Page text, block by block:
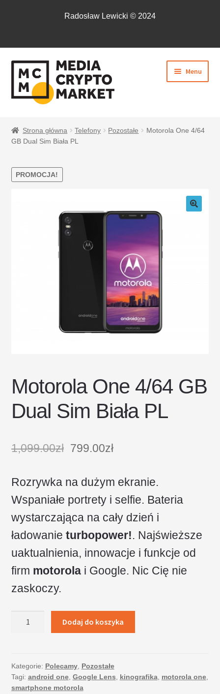
Radosław Lewicki © 2024
PRZEJDŹ
DO
NAWIGACJI
PRZEJDŹ
DO
TREŚCI
Menu
menu
BEZPIECZNE PŁATNOŚCI
DOSTAWA I ZWROTY
POLITYKA PRYWATNOŚCI
REGULAMIN SKLEPU
Strona główna Telefony Pozostałe
Motorola One 4/64
GB Dual Sim Biała PL
PROMOCJA!
Motorola One 4/64 GB
Dual Sim Biała PL
1,099.00zł 799.00zł
Rozrywka na dużym ekranie.
Wspaniałe portrety i selfie. Bateria
wystarczająca na cały dzień i
ładowanie turbopower!. Najświeższe
uaktualnienia, innowacje i funkcje od
firm motorola i Google. Nic Cię nie
zaskoczy.
GB
Dual
Sim
Dodaj do koszyka
Kategorie: Polecamy, Pozostałe
Tagi: android one, Google Lens, kinografika, motorola one,
smartphone motorola